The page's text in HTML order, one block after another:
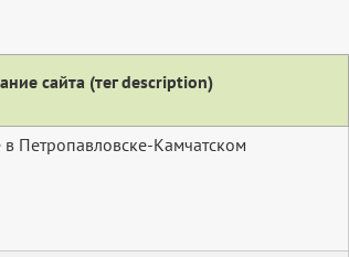
сайта (тег description)
Петропавловске-Камчатском